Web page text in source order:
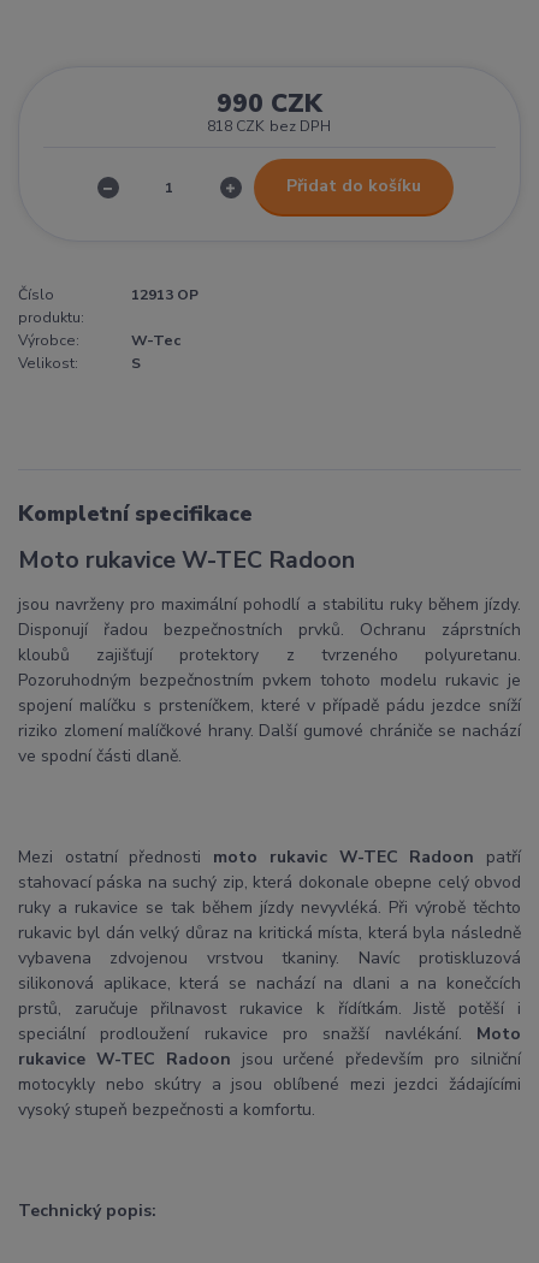
990 CZK
818 CZK bez DPH
Přidat do košíku
Číslo
produktu:
12913 OP
Výrobce:
W-Tec
Velikost:
S
Kompletní specifikace
Moto rukavice W-TEC Radoon
jsou navrženy pro maximální pohodlí a stabilitu ruky během jízdy.
Disponují řadou bezpečnostních prvků. Ochranu záprstních
kloubů zajišťují protektory z tvrzeného polyuretanu.
Pozoruhodným bezpečnostním pvkem tohoto modelu rukavic je
spojení malíčku s prsteníčkem, které v případě pádu jezdce sníží
riziko zlomení malíčkové hrany. Další gumové chrániče se nachází
ve spodní části dlaně.
Mezi ostatní přednosti moto rukavic W-TEC Radoon patří
stahovací páska na suchý zip, která dokonale obepne celý obvod
ruky a rukavice se tak během jízdy nevyvléká. Při výrobě těchto
rukavic byl dán velký důraz na kritická místa, která byla následně
vybavena zdvojenou vrstvou tkaniny. Navíc protiskluzová
silikonová aplikace, která se nachází na dlani a na konečcích
prstů, zaručuje přilnavost rukavice k řídítkám. Jistě potěší i
speciální prodloužení rukavice pro snažší navlékání. Moto
rukavice W-TEC Radoon jsou určené především pro silniční
motocykly nebo skútry a jsou oblíbené mezi jezdci žádajícími
vysoký stupeň bezpečnosti a komfortu.
Technický popis: